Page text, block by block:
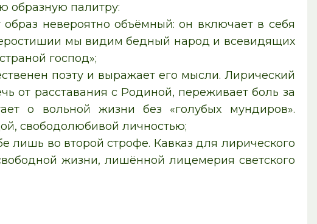
образную палитру:
невероятно объёмный: он включает в себя
мы видим бедный народ и всевидящих
господ»;
поэту и выражает его мысли. Лирический
от расставания с Родиной, переживает боль за
о вольной жизни без «голубых мундиров».
свободолюбивой личностью;
лишь во второй строфе. Кавказ для лирического
жизни, лишённой лицемерия светского